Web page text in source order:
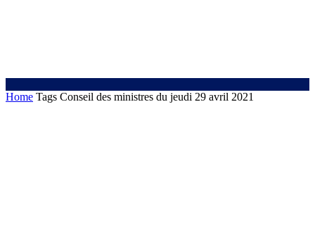
Home Tags Conseil des ministres du jeudi 29 avril 2021